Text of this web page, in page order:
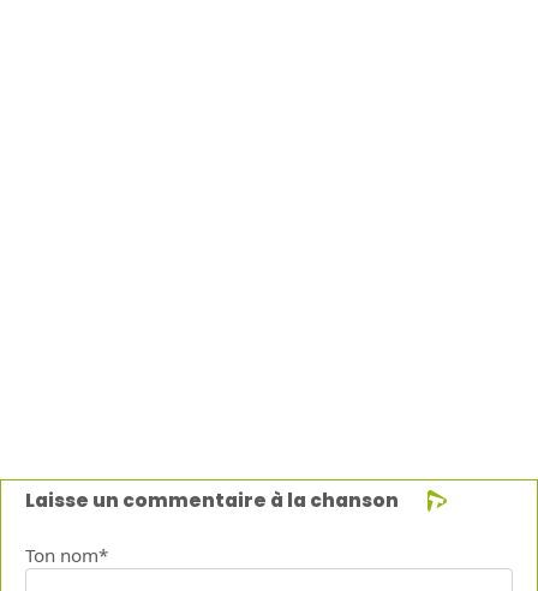
Laisse un commentaire à la chanson
Ton nom*